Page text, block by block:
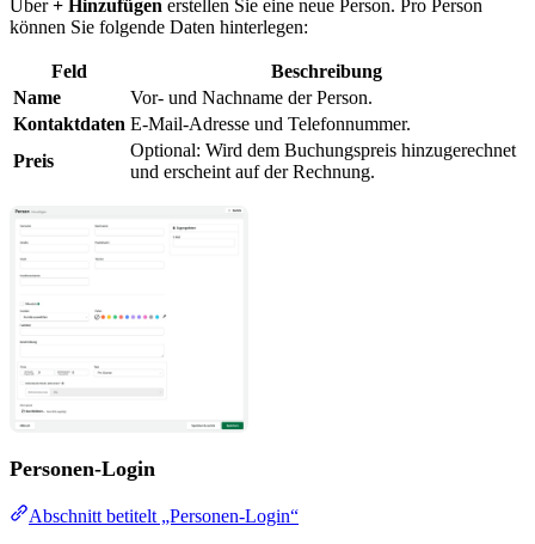
Über+ Hinzufügen erstellen Sie eine neue Person. Pro Person
können Sie folgende Daten hinterlegen:
Feld
Beschreibung
Name
Vor- und Nachname der Person.
Kontaktdaten E-Mail-Adresse und Telefonnummer.
Preis
Optional: Wird dem Buchungspreis hinzugerechnet
und erscheint auf der Rechnung.
Personen-Login
Abschnitt betitelt „Personen-Login“